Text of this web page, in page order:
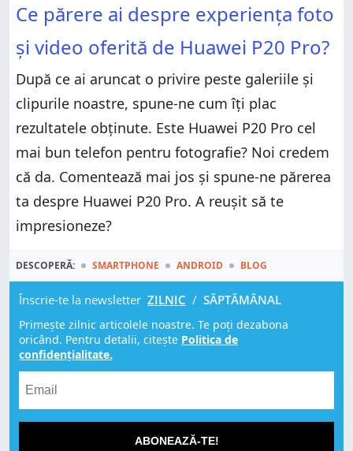
Ce părere ai despre experiența foto
și video oferită de Huawei P20 Pro?
După ce ai aruncat o privire peste galeriile și
clipurile noastre, spune-ne cum îți plac
rezultatele obținute. Este Huawei P20 Pro cel
mai bun telefon pentru fotografie? Noi credem
că da. Comentează mai jos și spune-ne părerea
ta despre Huawei P20 Pro. A reușit să te
impresioneze?
DESCOPERĂ: SMARTPHONE ANDROID BLOG
Înscrie-te la newsletter ZILNIC / SĂPTĂMÂNAL
Primește zilnic articolele noastre. Te poți dezabona
oricând. Pentru detalii, citește Politica de
confidențialitate.
ABONEAZĂ-TE!